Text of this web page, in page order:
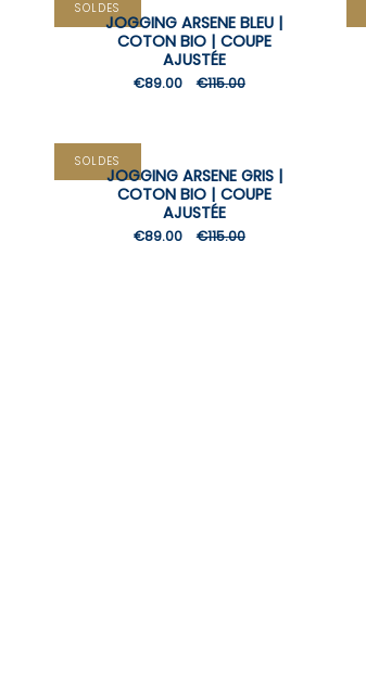
SOLDES
JOGGING ARSENE BLEU |
COTON BIO | COUPE
AJUSTÉE
€89.00 €115.00
SOLDES
JOGGING ARSENE GRIS |
COTON BIO | COUPE
AJUSTÉE
€89.00 €115.00